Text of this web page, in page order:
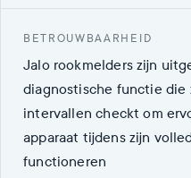
BETROUWBAARHEID
Jalo rookmelders zijn
diagnostische functie die
intervallen checkt om
apparaat tijdens zijn
functioneren